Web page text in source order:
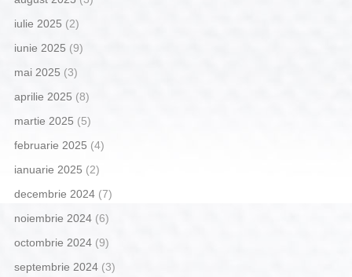
iulie 2025 (2)
iunie 2025 (9)
mai 2025 (3)
aprilie 2025 (8)
martie 2025 (5)
februarie 2025 (4)
ianuarie 2025 (2)
decembrie 2024(7)
noiembrie 2024(6)
octombrie 2024(9)
septembrie 2024(3)